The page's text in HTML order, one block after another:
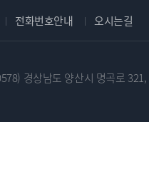
전화번호안내 오시는길
경상남도 양산시 명곡로